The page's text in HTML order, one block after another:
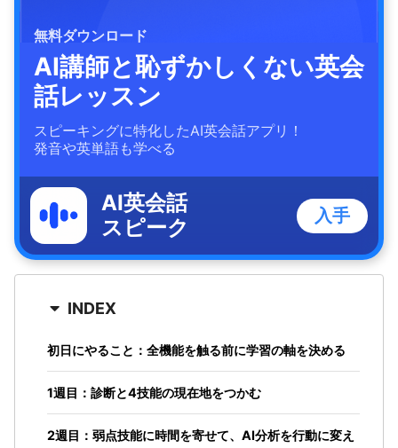
無料ダウンロード
AI講師と恥ずかしくない英会
話レッスン
スピーキングに特化したAI英会話アプリ！
発音や英単語も学べる
AI英会話
スピーク
入手
INDEX
初日にやること：全機能を触る前に学習の軸を決める
1週目：診断と4技能の現在地をつかむ
2週目：弱点技能に時間を寄せて、AI分析を行動に変え